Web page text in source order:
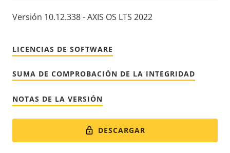
Versión 10.12.338 - AXIS OS LTS 2022
LICENCIAS DE SOFTWARE
SUMA DE COMPROBACIÓN DE LA INTEGRIDAD
NOTAS DE LA VERSIÓN
DESCARGAR